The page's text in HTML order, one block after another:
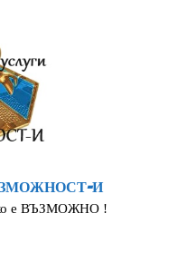
И
е ВЪЗМОЖНО !